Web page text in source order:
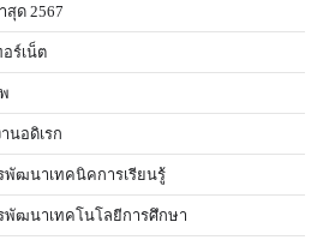
สุด 2567
ร์เน็ต
นอดิเรก
พัฒนาเทคนิคการเรียนรู้
พัฒนาเทคโนโลยีการศึกษา